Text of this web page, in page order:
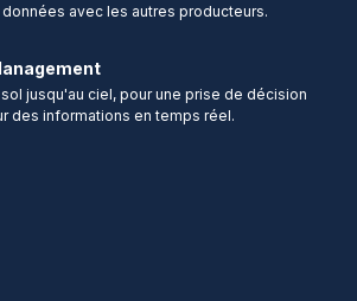
avec les autres producteurs.
jusqu'au ciel, pour une prise de décision
des informations en temps réel.